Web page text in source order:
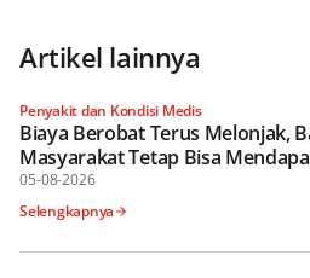
Artikel lainnya
Penyakit dan Kondisi Medis
Biaya Berobat Terus Melonjak,
Masyarakat Tetap Bisa
Perlindungan Kesehatan yang
05-08-2026
Selengkapnya